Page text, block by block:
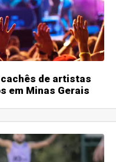
de artistas
em Minas Gerais